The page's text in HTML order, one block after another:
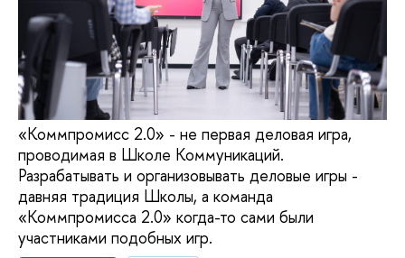
«Коммпромисс 2.0» - не первая деловая игра,
проводимая в Школе Коммуникаций.
Разрабатывать и организовывать деловые игры -
давняя традиция Школы, а команда
«Коммпромисса 2.0» когда-то сами были
участниками подобных игр.